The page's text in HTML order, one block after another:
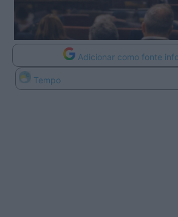
Adicionar como fonte
Tempo